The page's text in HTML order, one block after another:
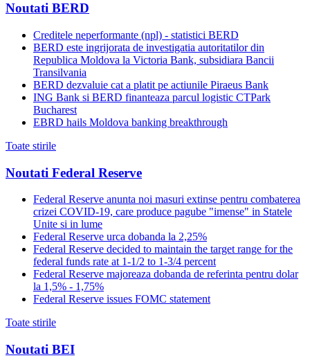
Noutati BERD
Creditele neperformante (npl) - statistici BERD
BERD este ingrijorata de investigatia autoritatilor din
Republica Moldova la Victoria Bank, subsidiara Bancii
Transilvania
BERD dezvaluie cat a platit pe actiunile Piraeus Bank
ING Bank si BERD finanteaza parcul logistic CTPark
Bucharest
EBRD hails Moldova banking breakthrough
Toate stirile
Noutati Federal Reserve
Federal Reserve anunta noi masuri extinse pentru combaterea
crizei COVID-19, care produce pagube "imense" in Statele
Unite si in lume
Federal Reserve urca dobanda la 2,25%
Federal Reserve decided to maintain the target range for the
federal funds rate at 1-1/2 to 1-3/4 percent
Federal Reserve majoreaza dobanda de referinta pentru dolar
la 1,5% - 1,75%
Federal Reserve issues FOMC statement
Toate stirile
Noutati BEI